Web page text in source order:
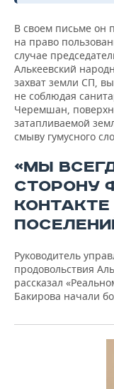
В своем письме он
на право
случае
Алькеевский
захват земли СП,
не соблюдая
Черемшан,
затапливаемой
смыву гумусного
«МЫ
СТОРОНУ
Руководитель
продовольствия
рассказал
Бакирова начали